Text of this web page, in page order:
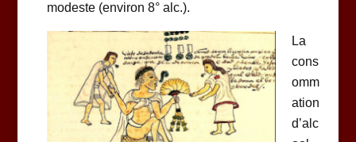
modeste (environ 8° alc.).
La
cons
omm
ation
d’alc